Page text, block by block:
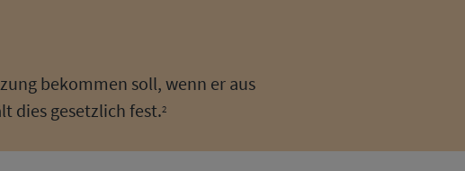
bekommen soll, wenn er aus
dies gesetzlich fest.2